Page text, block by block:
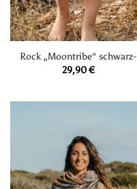
Rock „Moontribe“ schwarz-
29,90€